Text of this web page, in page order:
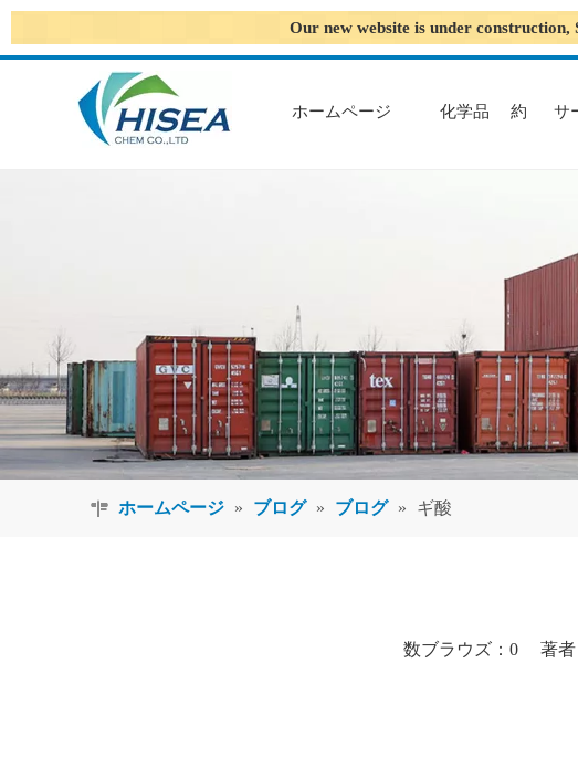
Our new website is under
ホームページ 化学品 約 サ
ホームページ » ブログ » ブログ » ギ酸
数ブラウズ： 0 著者